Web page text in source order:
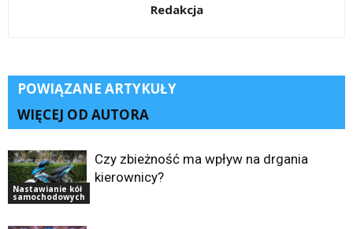
Redakcja
POWIĄZANE ARTYKUŁY
WIĘCEJ OD AUTORA
Nastawianie kół
samochodowych
Czy zbieżność ma wpływ na drgania
kierownicy?